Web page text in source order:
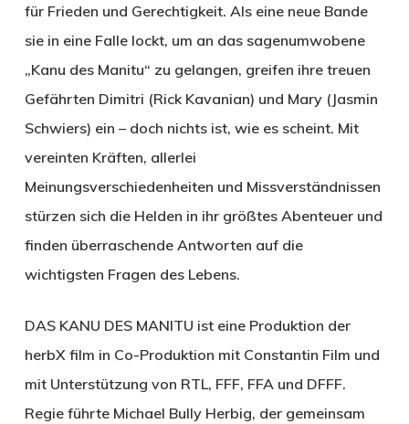
für Frieden und Gerechtigkeit. Als eine neue Bande
sie in eine Falle lockt, um an das sagenumwobene
„Kanu des Manitu“ zu gelangen, greifen ihre treuen
Gefährten Dimitri (Rick Kavanian) und Mary (Jasmin
Schwiers) ein – doch nichts ist, wie es scheint. Mit
vereinten Kräften, allerlei
Meinungsverschiedenheiten und Missverständnissen
stürzen sich die Helden in ihr größtes Abenteuer und
finden überraschende Antworten auf die
wichtigsten Fragen des Lebens.
DAS KANU DES MANITU ist eine Produktion der
herbX film in Co-Produktion mit Constantin Film und
mit Unterstützung von RTL, FFF, FFA und DFFF.
Regie führte Michael Bully Herbig, der gemeinsam